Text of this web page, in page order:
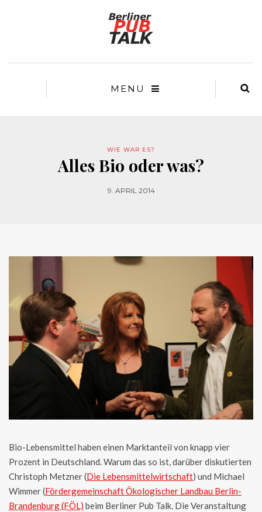
MENU
WIE WAR ES?
Alles Bio oder was?
9. APRIL 2014
Bio-Lebensmittel haben einen Marktanteil von knapp vier
Prozent in Deutschland. Warum das so ist, darüber diskutierten
Christoph Metzner (Die Lebensmittelwirtschaft) und Michael
Wimmer (Fördergemeinschaft Ökologischer Landbau Berlin-
Brandenburg (FÖL) beim Berliner Pub Talk. Die Veranstaltung